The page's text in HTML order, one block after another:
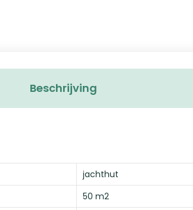
Beschrijving
jachthut
50 m2